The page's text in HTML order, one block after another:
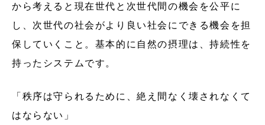
から考えると現在世代と次世代間の機会を公平に
し、次世代の社会がより良い社会にできる機会を担
保していくこと。基本的に自然の摂理は、持続性を
持ったシステムです。
「秩序は守られるために、絶え間なく壊されなくて
はならない」